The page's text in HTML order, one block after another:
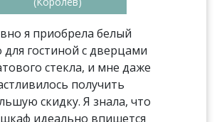
я приобрела белый
гостиной с дверцами
стекла, и мне даже
получить
скидку. Я знала, что
идеально впишется